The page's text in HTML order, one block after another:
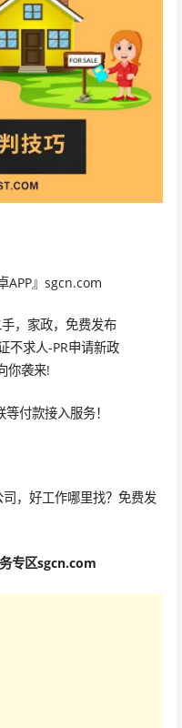
APP』sgcn.com
，家政，免费发布
不求人-PR申请新政
你袭来!
付款接入服务！
，好工作哪里找？免费发
专区sgcn.com